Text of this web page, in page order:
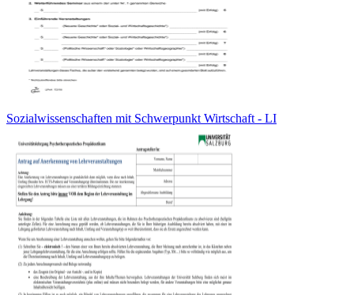
Sozialwissenschaften mit Schwerpunkt Wirtschaft - LI